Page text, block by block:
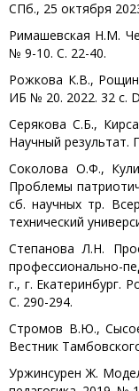
СПб., 25 октября
Римашевская Н.М.
№ 9-10. С. 22-40.
Рожкова К.В., Рощин
ИБ № 20. 2022. 32 с.
Серякова С.Б.,
Научный результат.
Соколова О.Ф.,
Проблемы
сб. научных тр.
технический
Степанова Л.Н.
профессионально-
г., г. Екатеринбург.
С. 290-294.
Стромов В.Ю.,
Вестник
Уржинсурен Ж.